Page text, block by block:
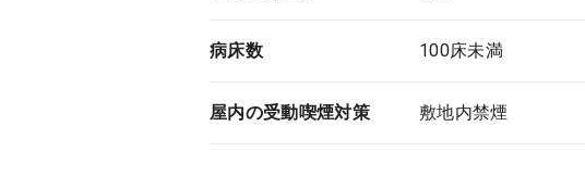
病床数 100床未満
屋内の受動喫煙対策 敷地内禁煙